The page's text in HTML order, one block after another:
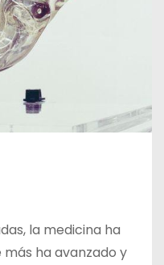
la medicina ha
más ha avanzado y